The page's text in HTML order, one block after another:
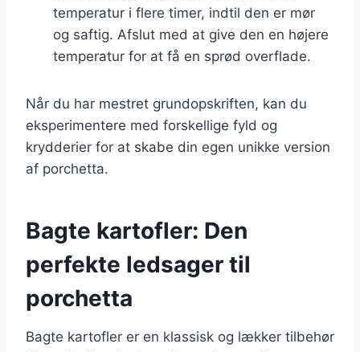
temperatur i flere timer, indtil den er mør
og saftig. Afslut med at give den en højere
temperatur for at få en sprød overflade.
Når du har mestret grundopskriften, kan du
eksperimentere med forskellige fyld og
krydderier for at skabe din egen unikke version
af porchetta.
Bagte kartofler: Den
perfekte ledsager til
porchetta
Bagte kartofler er en klassisk og lækker tilbehør